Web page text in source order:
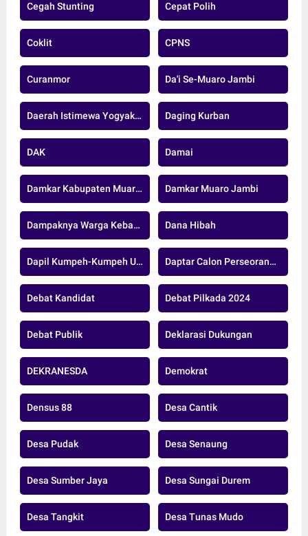
Cegah Stunting Cepat Polih
Coklit CPNS
Curanmor Da'i Se-Muaro Jambi
Daerah Istimewa Yogyakarta Daging Kurban
DAK Damai
Damkar Kabupaten Muaro Jambi Damkar Muaro Jambi
Dampaknya Warga Kebanjiran Dana Hibah
Dapil Kumpeh-Kumpeh Ulu Daptar Calon Perseorangan.
Debat Kandidat Debat Pilkada 2024
Debat Publik Deklarasi Dukungan
DEKRANESDA Demokrat
Densus 88 Desa Cantik
Desa Pudak Desa Senaung
Desa Sumber Jaya Desa Sungai Durem
Desa Tangkit Desa Tunas Mudo